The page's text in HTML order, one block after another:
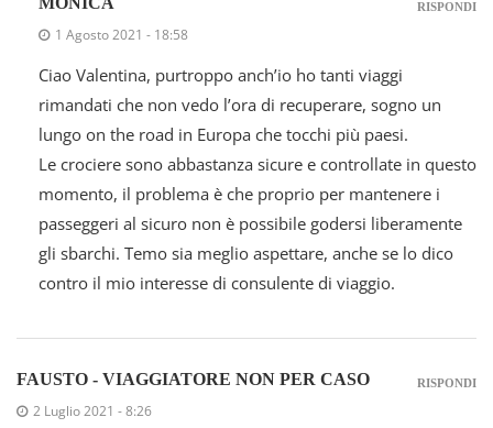
1 Agosto 2021 - 18:58
Ciao Valentina, purtroppo anch’io ho tanti viaggi
rimandati che non vedo l’ora di recuperare, sogno un
lungo on the road in Europa che tocchi più paesi.
Le crociere sono abbastanza sicure e controllate in questo
momento, il problema è che proprio per mantenere i
passeggeri al sicuro non è possibile godersi liberamente
gli sbarchi. Temo sia meglio aspettare, anche se lo dico
contro il mio interesse di consulente di viaggio.
RISPONDI
FAUSTO - VIAGGIATORE NON PER CASO
2 Luglio 2021 - 8:26
RISPONDI